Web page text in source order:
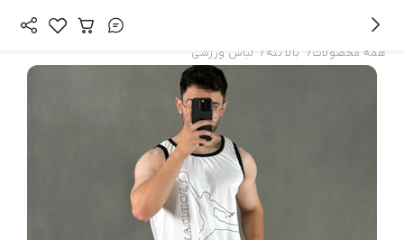
همه محصولات/ بالا تنه / لباس ورزشی